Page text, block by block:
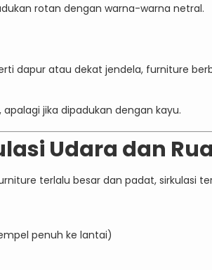
rotan dengan warna-warna netral.
dapur atau dekat jendela, furniture
jika dipadukan dengan kayu.
Udara dan
terlalu besar dan padat, sirkulasi
penuh ke lantai)